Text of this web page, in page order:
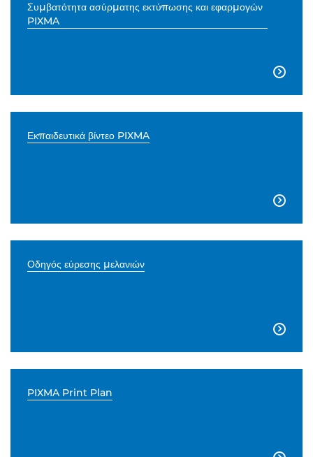
Συμβατότητα ασύρματης εκτύπωσης και εφαρμογών
PIXMA

Εκπαιδευτικά βίντεο PIXMA

Οδηγός εύρεσης μελανιών

PIXMA Print Plan